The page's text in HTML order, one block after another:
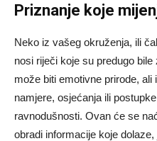
Priznanje koje
Neko iz vašeg okruženja, ili
nosi riječi koje su predugo
može biti emotivne prirode,
namjere, osjećanja ili
ravnodušnosti. Ovan će se
obradi informacije koje